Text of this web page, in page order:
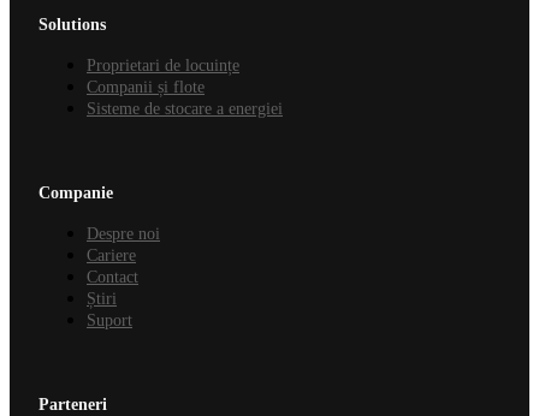
Solutions
Proprietari de locuințe
Companii și flote
Sisteme de stocare a energiei
Parteneri
Companie
Despre noi
Cariere
Contact
Știri
Suport